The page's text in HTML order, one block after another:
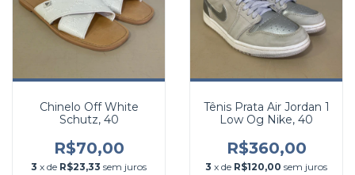
Chinelo Off White
Schutz, 40
R$70,00
3 x de R$23,33 sem juros
Tênis Prata Air Jordan 1
Low Og Nike, 40
R$360,00
3 x de R$120,00 sem juros